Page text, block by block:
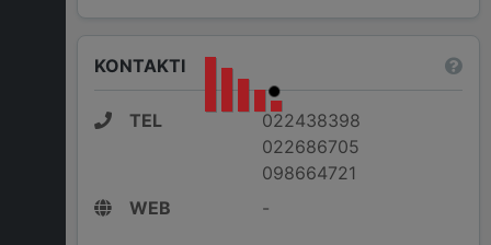
KONTAKTI
TEL
022438398
022686705
098664721
WEB
-